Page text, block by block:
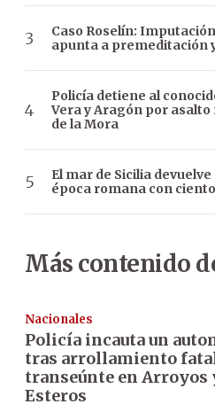
Caso Roselín:
apunta a premeditación
Policía detiene al
Vera y Aragón por
de la Mora
El mar de Sicilia
época romana con
Más contenido
Nacionales
Policía incauta un
tras arrollamiento
transeúnte en Arroyos
Esteros